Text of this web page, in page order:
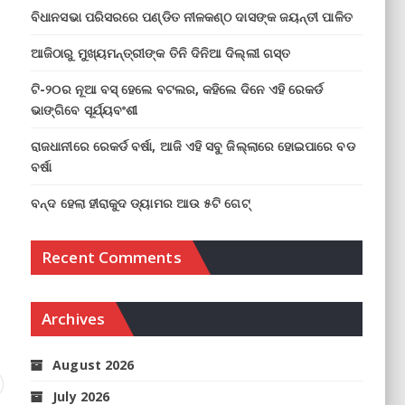
ବିଧାନସଭା ପରିସରରେ ପଣ୍ଡିତ ନୀଳକଣ୍ଠ ଦାସଙ୍କ ଜୟନ୍ତୀ ପାଳିତ
ଆଜିଠାରୁ ମୁଖ୍ୟମନ୍ତ୍ରୀଙ୍କ ତିନି ଦିନିଆ ଦିଲ୍ଲୀ ଗସ୍ତ
ଟି-୨୦ର ନୂଆ ବସ୍ ହେଲେ ବଟଲର, କହିଲେ ଦିନେ ଏହି ରେକର୍ଡ
ଭାଙ୍ଗିବେ ସୂର୍ଯ୍ୟବଂଶୀ
ରାଜଧାନୀରେ ରେକର୍ଡ ବର୍ଷା, ଆଜି ଏହି ସବୁ ଜିଲ୍ଲାରେ ହୋଇପାରେ ବଡ
ବର୍ଷା
ବନ୍ଦ ହେଲା ହୀରାକୁଦ ଡ୍ୟାମର ଆଉ ୫ଟି ଗେଟ୍
Recent Comments
Archives
August 2026
July 2026